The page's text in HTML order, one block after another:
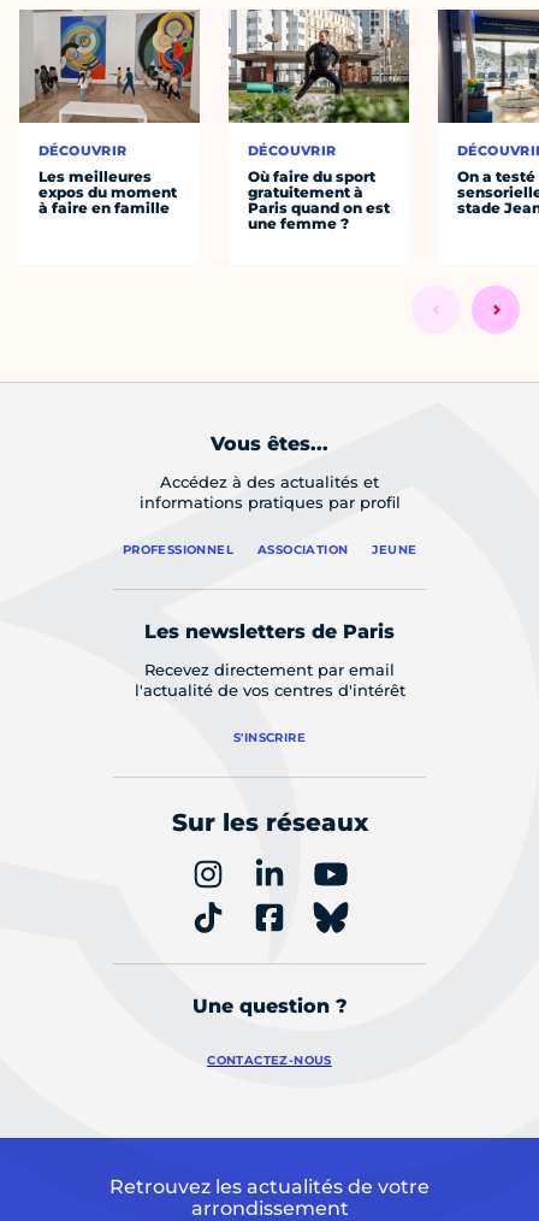
DÉCOUVRIR
Les meilleures
expos du moment
à faire en famille
DÉCOUVRIR
Où faire du sport
gratuitement à
Paris quand on est
une femme ?
On a
stade
Vous êtes...
Accédez à des actualités et
informations pratiques par profil
PROFESSIONNEL ASSOCIATION JEUNE
Les newsletters de Paris
Recevez directement par email
l'actualité de vos centres d'intérêt
S'INSCRIRE
Sur les réseaux
Une question ?
CONTACTEZ-NOUS
Retrouvez les actualités de votre
arrondissement